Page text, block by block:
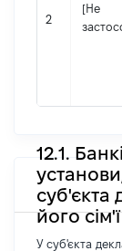
2
[Не
12.1.
суб'єкта
його сім'ї
У суб'єкта